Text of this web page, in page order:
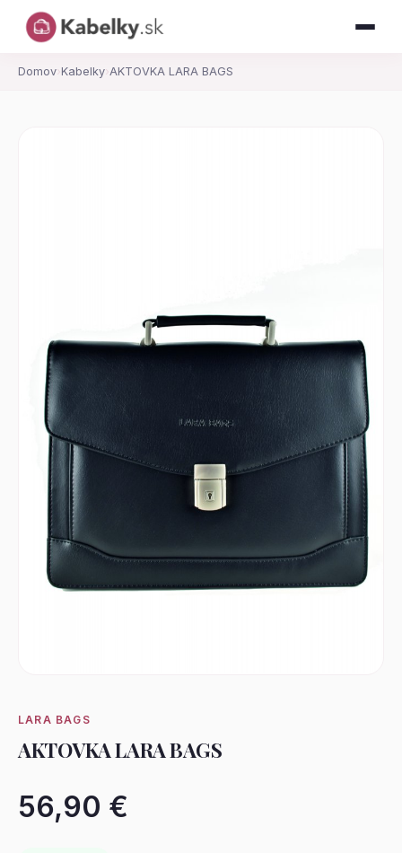
Domov› Kabelky›AKTOVKA LARA BAGS
LARA BAGS
AKTOVKA LARA BAGS
56,90 €